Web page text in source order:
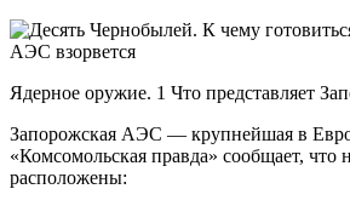
Ядерное оружие. 1 Что представляет
Запорожская АЭС — крупнейшая в
«Комсомольская правда» сообщает, что
расположены: